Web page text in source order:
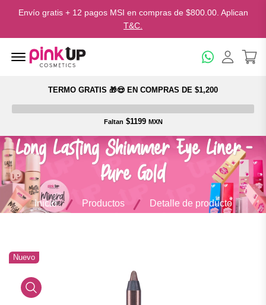
Envío gratis + 12 pagos MSI en compras de $800.00. Aplican
T&C.
Menu Open
TERMO GRATIS 🎁😍 EN COMPRAS DE $1,200
Faltan $1199 MXN
Long Lasting Shimmer Eye Liner -
Pure Gold
Inicio Productos Detalle de producto
Nuevo